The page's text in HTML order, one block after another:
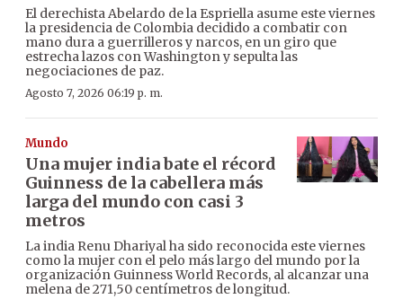
El derechista Abelardo de la Espriella asume este viernes
la presidencia de Colombia decidido a combatir con
mano dura a guerrilleros y narcos, en un giro que
estrecha lazos con Washington y sepulta las
negociaciones de paz.
Agosto 7, 2026 06:19 p. m.
Mundo
Una mujer india bate el récord
Guinness de la cabellera más
larga del mundo con casi 3
metros
La india Renu Dhariyal ha sido reconocida este viernes
como la mujer con el pelo más largo del mundo por la
organización Guinness World Records, al alcanzar una
melena de 271,50 centímetros de longitud.